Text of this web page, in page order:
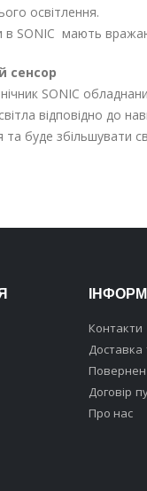
освітлення.
в SONIC мають
сенсор
SONIС
відповідно до
та буде збільшувати
Контакти
Доставка
Договір
Про нас